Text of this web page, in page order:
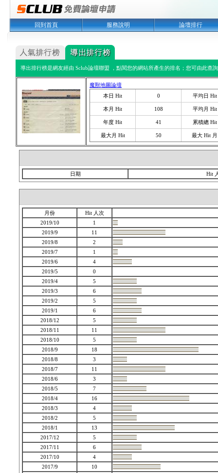
回到首頁 服務說明 論壇排行
導出排行榜是網友經由 Sclub論壇聯盟 ，點閱您的網站所產生的排名；您可由此查
魔獸地圖論壇
本日 Hit
0 平均日 Hit
本月 Hit 108 平均月 Hit
年度 Hit 41 累積總 Hit
最大月 Hit 50 最大 Hit 月
日期 Hit
月份
Hit 人次
2019/10
1
2019/9
11
2019/8
2
2019/7
1
2019/6
4
2019/5
0
2019/4
5
2019/3
6
2019/2
5
2019/1
6
2018/12
5
2018/11
11
2018/10
5
2018/9
18
2018/8
3
2018/7
11
2018/6
3
2018/5
7
2018/4
16
2018/3
4
2018/2
5
2018/1
13
2017/12
5
2017/11
6
2017/10
4
2017/9
10